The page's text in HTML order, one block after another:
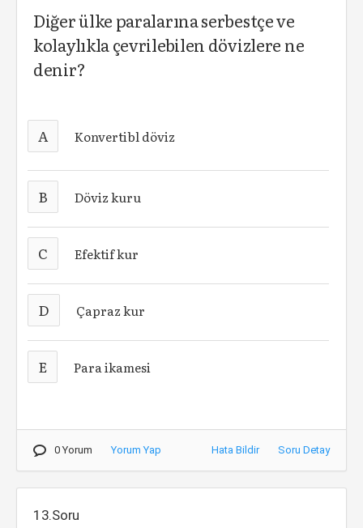
Diğer ülke paralarına serbestçe ve
kolaylıkla çevrilebilen dövizlere ne
denir?
A Konvertibl döviz
B Döviz kuru
C Efektif kur
D Çapraz kur
E Para ikamesi
0 Yorum Yorum Yap Hata Bildir Soru Detay
13.Soru